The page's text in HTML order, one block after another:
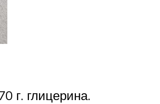
г. глицерина.